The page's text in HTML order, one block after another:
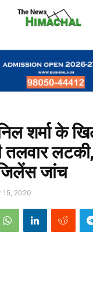
शर्मा के
तलवार
जांच
15, 2020